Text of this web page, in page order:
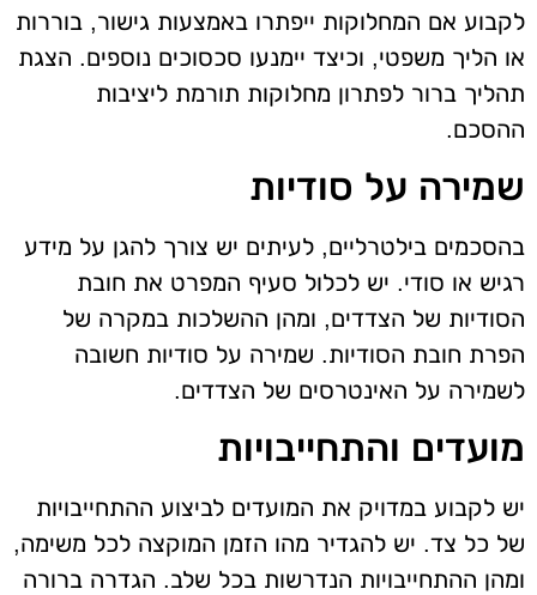
לקבוע אם המחלוקות ייפתרו באמצעות גישור, בוררות
או הליך משפטי, וכיצד יימנעו סכסוכים נוספים. הצגת
תהליך ברור לפתרון מחלוקות תורמת ליציבות
ההסכם.
שמירה על סודיות
בהסכמים בילטרליים, לעיתים יש צורך להגן על מידע
רגיש או סודי. יש לכלול סעיף המפרט את חובת
הסודיות של הצדדים, ומהן ההשלכות במקרה של
הפרת חובת הסודיות. שמירה על סודיות חשובה
לשמירה על האינטרסים של הצדדים.
מועדים והתחייבויות
יש לקבוע במדויק את המועדים לביצוע ההתחייבויות
של כל צד. יש להגדיר מהו הזמן המוקצה לכל משימה,
ומהן ההתחייבויות הנדרשות בכל שלב. הגדרה ברורה